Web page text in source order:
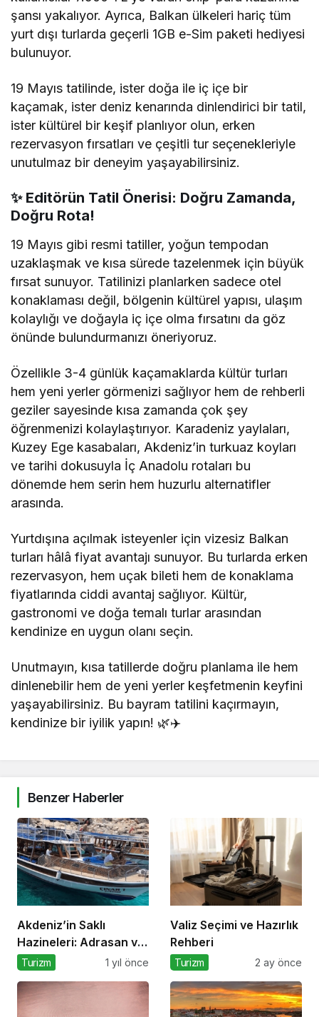
şansı yakalıyor. Ayrıca, Balkan ülkeleri hariç tüm
yurt dışı turlarda geçerli 1GB e-Sim paketi hediyesi
bulunuyor.
19 Mayıs tatilinde, ister doğa ile iç içe bir
kaçamak, ister deniz kenarında dinlendirici bir tatil,
ister kültürel bir keşif planlıyor olun, erken
rezervasyon fırsatları ve çeşitli tur seçenekleriyle
unutulmaz bir deneyim yaşayabilirsiniz.
✨ Editörün Tatil Önerisi: Doğru Zamanda,
Doğru Rota!
19 Mayıs gibi resmi tatiller, yoğun tempodan
uzaklaşmak ve kısa sürede tazelenmek için büyük
fırsat sunuyor. Tatilinizi planlarken sadece otel
konaklaması değil, bölgenin kültürel yapısı, ulaşım
kolaylığı ve doğayla iç içe olma fırsatını da göz
önünde bulundurmanızı öneriyoruz.
Özellikle 3-4 günlük kaçamaklarda kültür turları
hem yeni yerler görmenizi sağlıyor hem de rehberli
geziler sayesinde kısa zamanda çok şey
öğrenmenizi kolaylaştırıyor. Karadeniz yaylaları,
Kuzey Ege kasabaları, Akdeniz’in turkuaz koyları
ve tarihi dokusuyla İç Anadolu rotaları bu
dönemde hem serin hem huzurlu alternatifler
arasında.
Yurtdışına açılmak isteyenler için vizesiz Balkan
turları hâlâ fiyat avantajı sunuyor. Bu turlarda erken
rezervasyon, hem uçak bileti hem de konaklama
fiyatlarında ciddi avantaj sağlıyor. Kültür,
gastronomi ve doğa temalı turlar arasından
kendinize en uygun olanı seçin.
Unutmayın, kısa tatillerde doğru planlama ile hem
dinlenebilir hem de yeni yerler keşfetmenin keyfini
yaşayabilirsiniz. Bu bayram tatilini kaçırmayın,
kendinize bir iyilik yapın! 🌿✈️
Benzer Haberler
Akdeniz’in Saklı
Hazineleri: Adrasan ve
Çevresi
Turizm 1 yıl önce
Valiz Seçimi ve Hazırlık
Rehberi
Turizm 2 ay önce